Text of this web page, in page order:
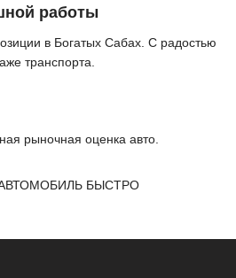
работы
в Богатых Сабах. С радостью
транспорта.
рыночная оценка авто.
БЫСТРО